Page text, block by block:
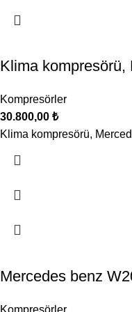
Klima kompresörü,
Kompresörler
30.800,00 ₺
Klima kompresörü,
Mercedes benz
Kompresörler